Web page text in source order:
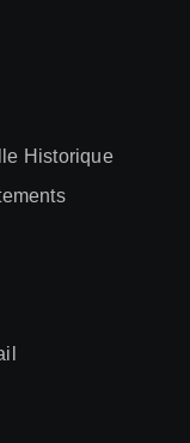
Historique